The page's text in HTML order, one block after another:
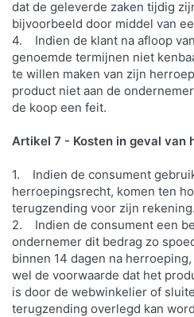
dat de geleverde zaken tijdig
bijvoorbeeld door middel van
4. Indien de klant na afloop
genoemde termijnen niet
te willen maken van zijn
product niet aan de
de koop een feit.
Artikel 7 - Kosten in geval van
1. Indien de consument
herroepingsrecht, komen ten
terugzending voor zijn rekening.
2. Indien de consument een
ondernemer dit bedrag zo
binnen 14 dagen na
wel de voorwaarde dat het
is door de webwinkelier of
terugzending overlegd kan